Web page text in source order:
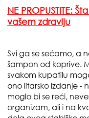
NE PROPUSTITE:
vašem zdravlju
Svi ga se sećamo, a
šampon od koprive.
svakom kupatilu
ono litarsko izdanje -
moglo bi se reći,
organizam, ali i na